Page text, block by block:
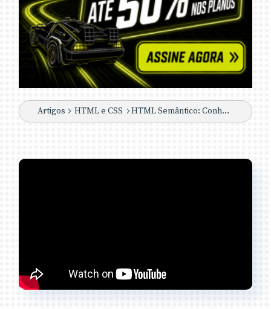
Artigos HTML e CSS HTML Semântico: Conheça os elementos semânticos da HTML5